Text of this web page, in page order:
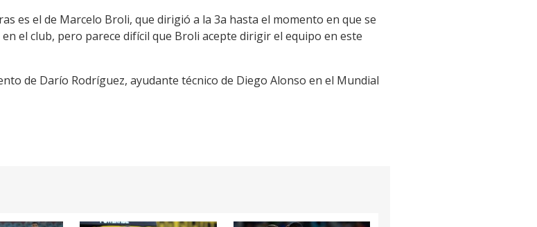
es el de Marcelo Broli, que dirigió a la 3a hasta el momento en que se
el club, pero parece difícil que Broli acepte dirigir el equipo en este
de Darío Rodríguez, ayudante técnico de Diego Alonso en el Mundial